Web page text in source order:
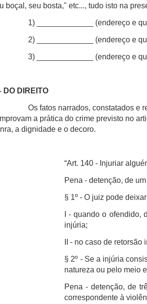
boçal, seu bosta," etc..., tudo isto na
1) _____________ (endereço e
2) _____________ (endereço e
3) _____________ (endereço e
DO DIREITO
Os fatos narrados, constatados e
a prática do crime previsto no
a dignidade e o decoro.
“Art. 140 - Injuriar
Pena - detenção, de
§ 1º - O juiz pode
I - quando o ofendido,
injúria;
II - no caso de
§ 2º - Se a injúria
natureza ou pelo meio
Pena - detenção, de
correspondente à